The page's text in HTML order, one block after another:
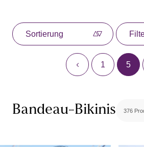
Bügel-Bandeau-Bikinis
Sortierung
1 5
Bandeau-Bikinis 376